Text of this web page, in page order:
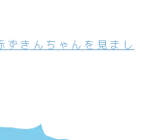
ずきんちゃんを見まし